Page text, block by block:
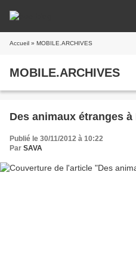
Accueil » MOBILE.ARCHIVES
MOBILE.ARCHIVES
Des animaux étranges à
Publié le 30/11/2012 à 10:22
Par SAVA